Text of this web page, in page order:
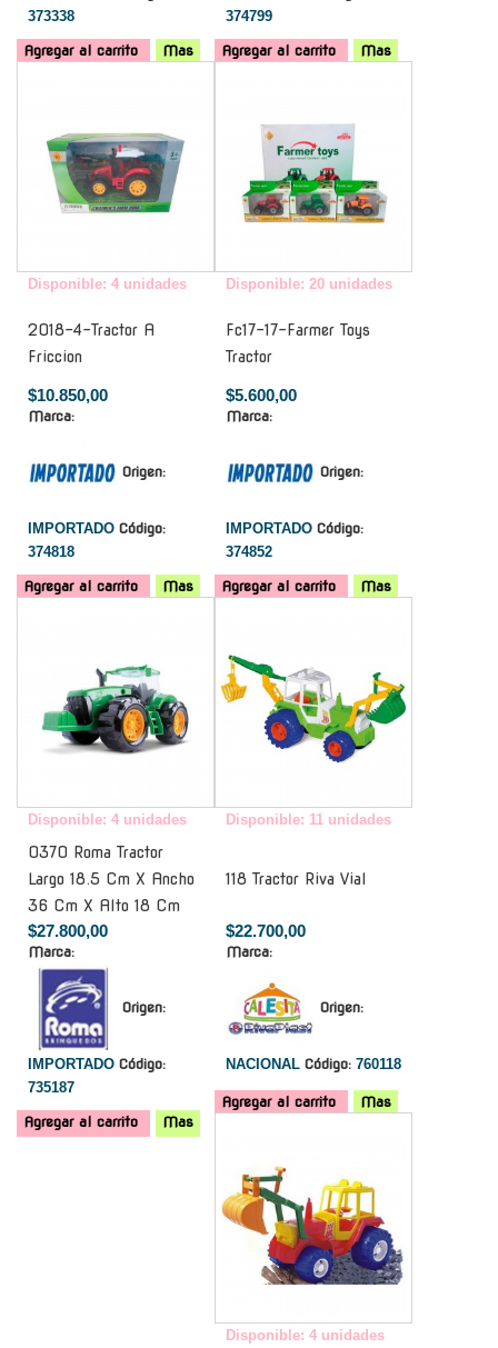
373338
Agregar al carrito Mas
374799
Agregar al carrito
Mas
Disponible: 4 unidades
2018-4-Tractor A
Friccion
$10.850,00
Marca:
Origen:
IMPORTADO Código:
374818
Agregar al carrito Mas
Disponible: 20 unidades
Fc17-17-Farmer Toys
Tractor
$5.600,00
Marca:
Origen:
IMPORTADO Código:
374852
Agregar al carrito
Mas
Disponible: 4 unidades
0370 Roma Tractor
Largo 18.5 Cm X Ancho
36 Cm X Alto 18 Cm
$27.800,00
Marca:
Origen:
IMPORTADO Código:
735187
Agregar al carrito Mas
Disponible: 11 unidades
118 Tractor Riva Vial
$22.700,00
Marca:
Origen:
NACIONAL Código: 760118
Agregar al carrito
Mas
Disponible: 4 unidades